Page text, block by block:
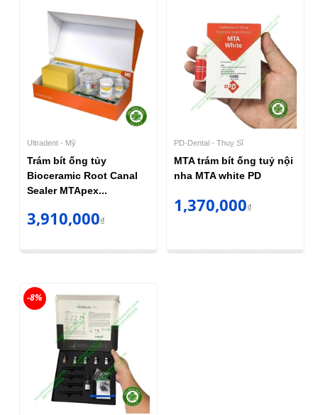
Ultradent - Mỹ
Trám bít ống tủy
Bioceramic Root Canal
Sealer MTApex...
3,910,000₫
PD-Dental - Thuỵ Sĩ
MTA trám bít ống tuỷ nội
nha MTA white PD
1,370,000₫
-8%